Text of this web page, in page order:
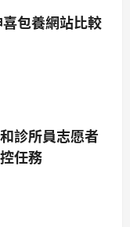
包養網站比較
診所員志愿者
任務